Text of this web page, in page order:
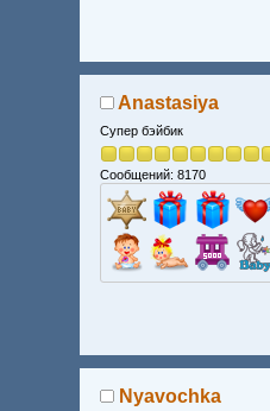
Anastasiya
Супер бэйбик
Сообщений: 8170
Nyavochka